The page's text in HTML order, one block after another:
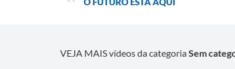
VEJA MAIS vídeos da categoriaSem